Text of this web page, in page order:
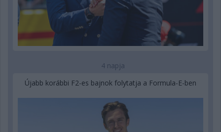
4 napja
Újabb korábbi F2-es bajnok folytatja a Formula-E-ben